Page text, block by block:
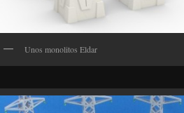
Unos monolitos Eldar